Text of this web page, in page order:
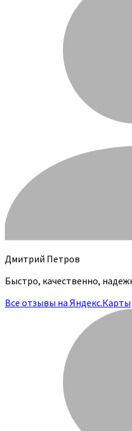
Дмитрий Петров
Быстро, качественно,
Все отзывы на Яндекс.Карты